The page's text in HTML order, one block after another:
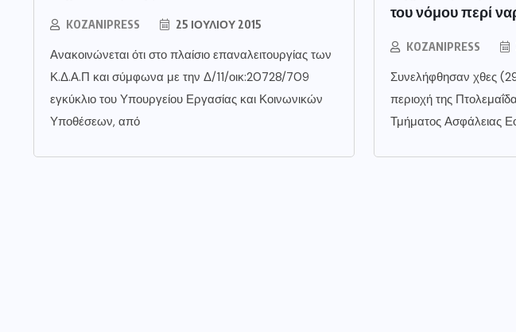
KOZANIPRESS 25 ΙΟΥΛΊΟΥ 2015
Ανακοινώνεται ότι στο πλαίσιο επαναλειτουργίας των
Κ.Δ.Α.Π και σύμφωνα με την Δ/11/οικ:20728/709
εγκύκλιο του Υπουργείου Εργασίας και Κοινωνικών
Υποθέσεων, από
του νόμου περί
KOZANIPRESS
Συνελήφθησαν χθες
περιοχή της
Τμήματος Ασφάλειας